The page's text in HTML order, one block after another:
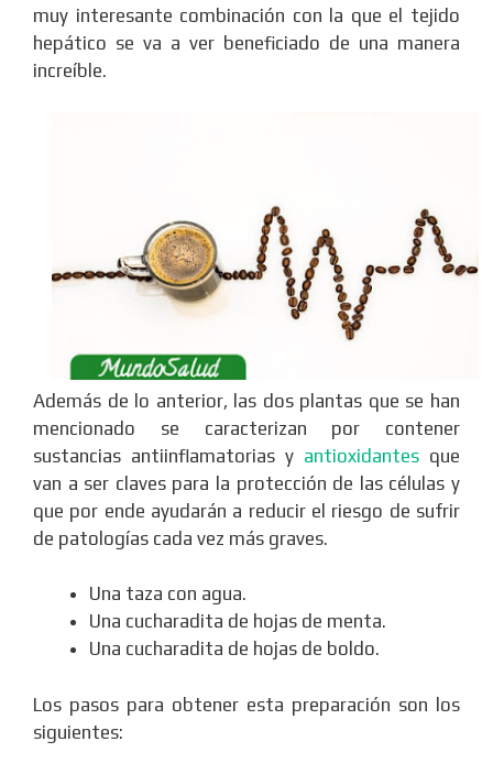
muy interesante combinación con la que el tejido
hepático se va a ver beneficiado de una manera
increíble.
Además de lo anterior, las dos plantas que se han
mencionado se caracterizan por contener
sustancias antiinflamatorias y antioxidantes que
van a ser claves para la protección de las células y
que por ende ayudarán a reducir el riesgo de sufrir
de patologías cada vez más graves.
Una taza con agua.
Una cucharadita de hojas de menta.
Una cucharadita de hojas de boldo.
Los pasos para obtener esta preparación son los
siguientes: